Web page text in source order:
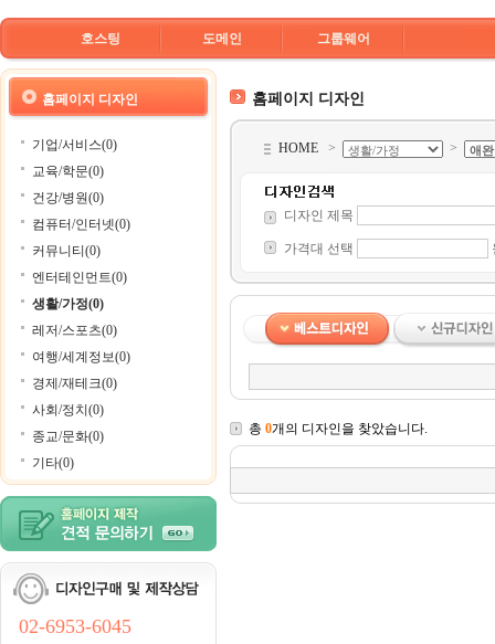
호스팅 도메인 그룹웨어
홈페이지 디자인
기업/서비스(0)
교육/학문(0)
건강/병원(0)
컴퓨터/인터넷(0)
커뮤니티(0)
엔터테인먼트(0)
생활/가정(0)
레저/스포츠(0)
여행/세계정보(0)
경제/재테크(0)
사회/정치(0)
종교/문화(0)
기타(0)
02-6953-6045
홈페이지 디자인
HOME > >
디자인 제목
가격대 선택
총 0개의 디자인을 찾았습니다.